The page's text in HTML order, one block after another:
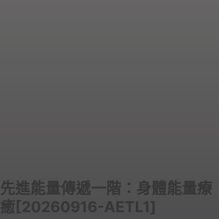
先進能量傳遞一階：身體能量療
癒[20260916-AETL1]